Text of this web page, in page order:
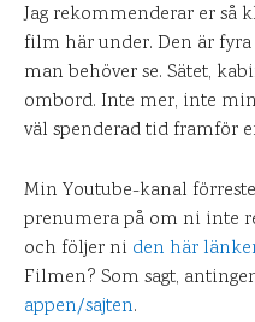
Jag rekommenderar er så
film här under. Den är
man behöver se. Sätet,
ombord. Inte mer, inte
väl spenderad tid framför
Min Youtube-kanal
prenumera på om ni inte
och följer ni den här
Filmen? Som sagt,
appen/sajten.